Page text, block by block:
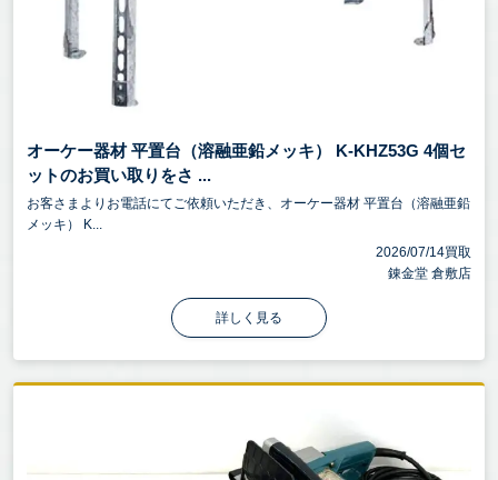
オーケー器材 平置台（溶融亜鉛メッキ） K-KHZ53G 4個セ
ットのお買い取りをさ ...
お客さまよりお電話にてご依頼いただき、オーケー器材 平置台（溶融亜鉛
メッキ） K...
2026/07/14買取
錬金堂 倉敷店
詳しく見る